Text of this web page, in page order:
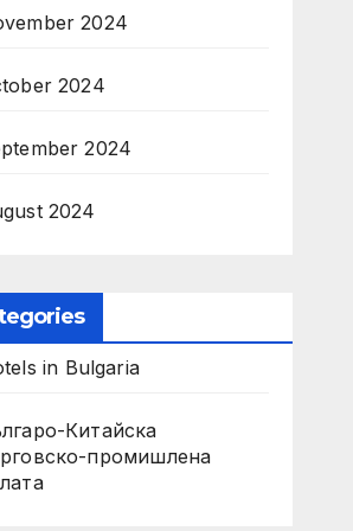
2024
2024
2024
2024
in Bulgaria
Китайска
промишлена